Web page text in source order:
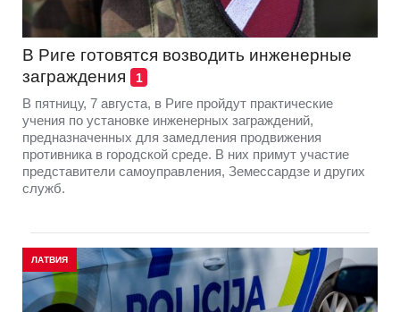
В Риге готовятся возводить инженерные
заграждения
1
В пятницу, 7 августа, в Риге пройдут практические
учения по установке инженерных заграждений,
предназначенных для замедления продвижения
противника в городской среде. В них примут участие
представители самоуправления, Земессардзе и других
служб.
ЛАТВИЯ